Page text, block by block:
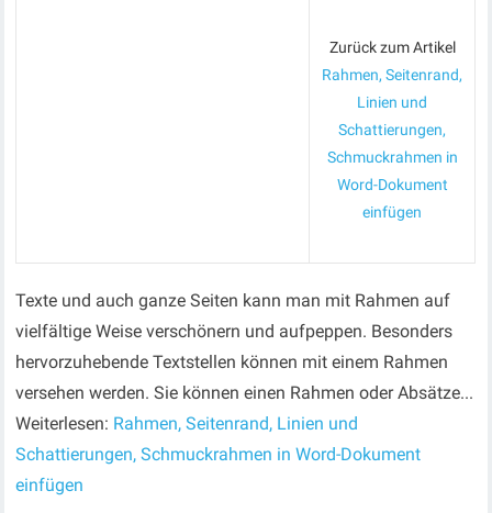
Zurück zum Artikel
Rahmen, Seitenrand,
Linien und
Schattierungen,
Schmuckrahmen in
Word-Dokument
einfügen
Texte und auch ganze Seiten kann man mit Rahmen auf
vielfältige Weise verschönern und aufpeppen. Besonders
hervorzuhebende Textstellen können mit einem Rahmen
versehen werden. Sie können einen Rahmen oder Absätze...
Weiterlesen: Rahmen, Seitenrand, Linien und
Schattierungen, Schmuckrahmen in Word-Dokument
einfügen